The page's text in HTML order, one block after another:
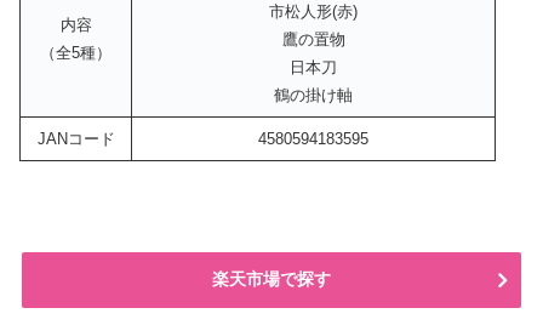
内容
（全5種）
市松人形(赤)
鷹の置物
日本刀
鶴の掛け軸
JANコード 4580594183595
楽天市場で探す